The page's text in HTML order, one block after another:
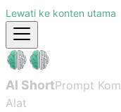
Lewati ke konten utama
AI ShortPrompt
Alat